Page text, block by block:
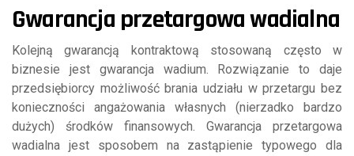
Gwarancja przetargowa wadialna
Kolejną gwarancją kontraktową stosowaną często w
biznesie jest gwarancja wadium. Rozwiązanie to daje
przedsiębiorcy możliwość brania udziału w przetargu bez
konieczności angażowania własnych (nierzadko bardzo
dużych) środków finansowych. Gwarancja przetargowa
wadialna jest sposobem na zastąpienie typowego dla